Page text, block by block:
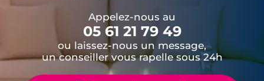
Appelez-nous au
05 61 21 79 49
ou laissez-nous un message,
un conseiller vous rapelle sous 24h